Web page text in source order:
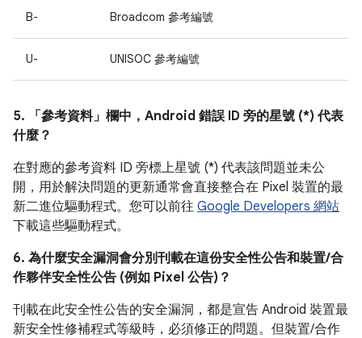
B- Broadcom 參考編號
U- UNISOC 參考編號
5. 「參考資料」 欄中，Android 錯誤 ID 旁的星號 (*) 代表
什麼？
在對應的參考資料 ID 旁標上星號 (*) 代表該問題並未公
開，用於解決問題的更新通常會直接整合在 Pixel 裝置的最
新二進位驅動程式。您可以前往 Google Developers 網站
下載這些驅動程式。
6. 為什麼安全漏洞會分別刊載在這份安全性公告和裝置/合
作夥伴安全性公告 (例如 Pixel 公告)？
刊載在此安全性公告的安全漏洞，都是宣告 Android 裝置最
新安全性修補程式等級時，必須修正的問題。但裝置/合作